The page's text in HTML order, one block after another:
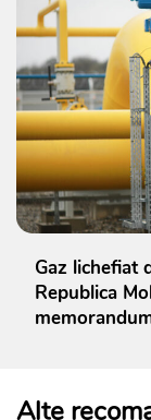
Gaz lichefiat
Republica
Alte